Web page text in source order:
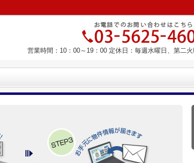
営業時間：10：00～19：00 定休日：毎週水曜日、第二火